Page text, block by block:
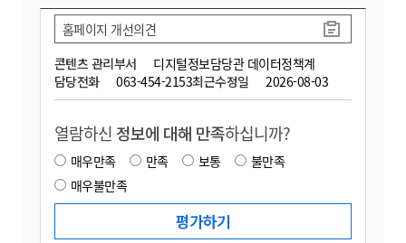
콘텐츠 관리부서
디지털정보담당관 데이터정책계
담당전화
063-454-2153최근수정일 2026-08-03
홈페이지 개선의견
열람하신 정보에 대해 만족하십니까?
매우만족 만족 보통
불만족
매우불만족